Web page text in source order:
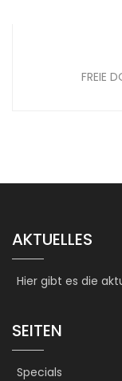
FREIE
AKTUELLES
Hier gibt es die
SEITEN
Specials